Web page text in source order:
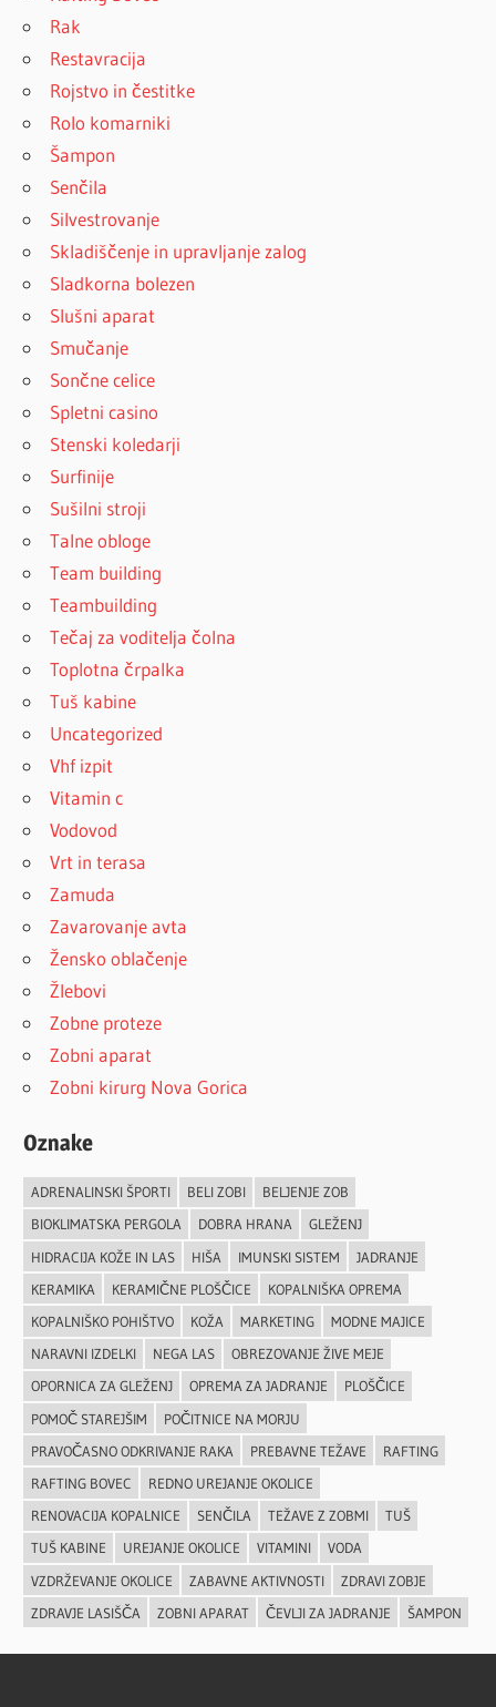
Rak
Restavracija
Rojstvo in čestitke
Rolo komarniki
Šampon
Senčila
Silvestrovanje
Skladiščenje in upravljanje zalog
Sladkorna bolezen
Slušni aparat
Smučanje
Sončne celice
Spletni casino
Stenski koledarji
Surfinije
Sušilni stroji
Talne obloge
Team building
Teambuilding
Tečaj za voditelja čolna
Toplotna črpalka
Tuš kabine
Uncategorized
Vhf izpit
Vitamin c
Vodovod
Vrt in terasa
Zamuda
Zavarovanje avta
Žensko oblačenje
Žlebovi
Zobne proteze
Zobni aparat
Zobni kirurg Nova Gorica
Oznake
ADRENALINSKI ŠPORTI BELI ZOBI
BELJENJE ZOB
BIOKLIMATSKA PERGOLA
DOBRA HRANA
GLEŽENJ
HIDRACIJA KOŽE IN LAS
HIŠA IMUNSKI SISTEM
JADRANJE
KERAMIKA
KERAMIČNE PLOŠČICE
KOPALNIŠKA OPREMA
KOPALNIŠKO POHIŠTVO
KOŽA MARKETING
MODNE MAJICE
NARAVNI IZDELKI
NEGA LAS
OBREZOVANJE ŽIVE MEJE
OPORNICA ZA GLEŽENJ
OPREMA ZA JADRANJE
PLOŠČICE
POMOČ STAREJŠIM
POČITNICE NA MORJU
PRAVOČASNO ODKRIVANJE RAKA
PREBAVNE TEŽAVE
RAFTING
RAFTING BOVEC
REDNO UREJANJE OKOLICE
RENOVACIJA KOPALNICE
SENČILA TEŽAVE Z ZOBMI
TUŠ
TUŠ KABINE
UREJANJE OKOLICE VITAMINI
VODA
VZDRŽEVANJE OKOLICE
ZABAVNE AKTIVNOSTI
ZDRAVI ZOBJE
ZDRAVJE LASIŠČA
ZOBNI APARAT ČEVLJI ZA JADRANJE ŠAMPON